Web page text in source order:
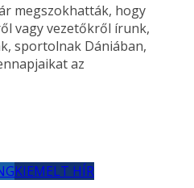
megszokhatták, hogy
vagy vezetőkről írunk,
sportolnak Dániában,
az
KIEMELT HÍR